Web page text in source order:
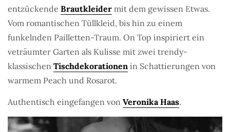
entzückende Brautkleider mit dem gewissen Etwas.
Vom romantischen Tüllkleid, bis hin zu einem
funkelnden Pailletten-Traum. On Top inspiriert ein
veträumter Garten als Kulisse mit zwei trendy-
klassischen Tischdekorationen in Schattierungen von
warmem Peach und Rosarot.
Authentisch eingefangen von Veronika Haas.